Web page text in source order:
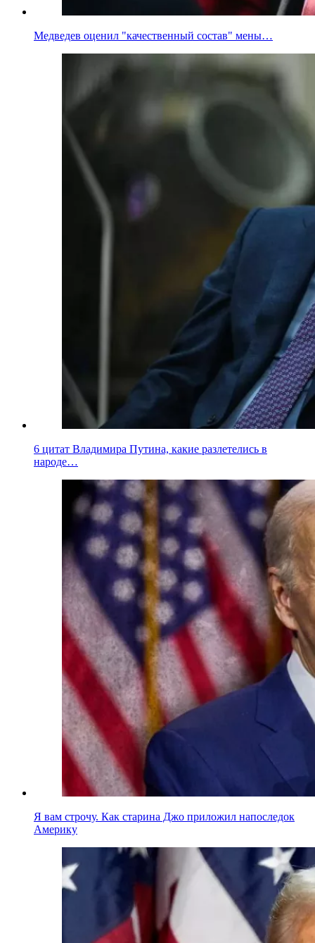
Медведев оценил "качественный состав" мены…
6 цитат Владимира Путина, какие разлетелись в
народе…
Я вам строчу. Как старина Джо приложил напоследок
Америку